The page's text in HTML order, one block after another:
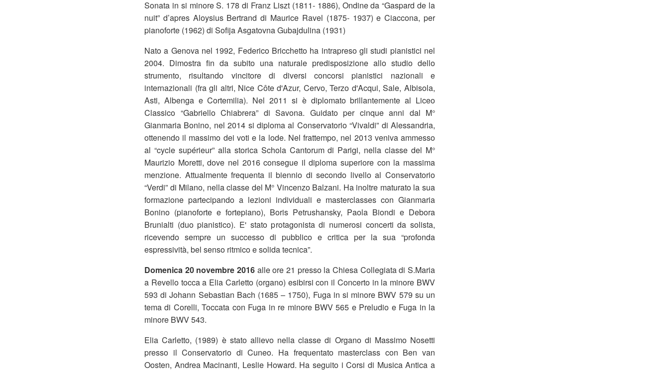
Sonata in si minore S. 178 di Franz Liszt (1811- 1886), Ondine da “Gaspard de la
nuit” d’apres Aloysius Bertrand di Maurice Ravel (1875- 1937) e Ciaccona, per
pianoforte (1962) di Sofija Asgatovna Gubajdulina (1931)
Nato a Genova nel 1992, Federico Bricchetto ha intrapreso gli studi pianistici nel
2004. Dimostra fin da subito una naturale predisposizione allo studio dello
strumento, risultando vincitore di diversi concorsi pianistici nazionali e
internazionali (fra gli altri, Nice Côte d'Azur, Cervo, Terzo d'Acqui, Sale, Albisola,
Asti, Albenga e Cortemilia). Nel 2011 si è diplomato brillantemente al Liceo
Classico “Gabriello Chiabrera” di Savona. Guidato per cinque anni dal M°
Gianmaria Bonino, nel 2014 si diploma al Conservatorio “Vivaldi” di Alessandria,
ottenendo il massimo dei voti e la lode. Nel frattempo, nel 2013 veniva ammesso
al “cycle supérieur” alla storica Schola Cantorum di Parigi, nella classe del M°
Maurizio Moretti, dove nel 2016 consegue il diploma superiore con la massima
menzione. Attualmente frequenta il biennio di secondo livello al Conservatorio
“Verdi” di Milano, nella classe del M° Vincenzo Balzani. Ha inoltre maturato la sua
formazione partecipando a lezioni individuali e masterclasses con Gianmaria
Bonino (pianoforte e fortepiano), Boris Petrushansky, Paola Biondi e Debora
Brunialti (duo pianistico). E' stato protagonista di numerosi concerti da solista,
ricevendo sempre un successo di pubblico e critica per la sua “profonda
espressività, bel senso ritmico e solida tecnica”.
Domenica 20 novembre 2016 alle ore 21 presso la Chiesa Collegiata di S.Maria
a Revello tocca a Elia Carletto (organo) esibirsi con il Concerto in la minore BWV
593 di Johann Sebastian Bach (1685 – 1750), Fuga in si minore BWV 579 su un
tema di Corelli, Toccata con Fuga in re minore BWV 565 e Preludio e Fuga in la
minore BWV 543.
Elia Carletto, (1989) è stato allievo nella classe di Organo di Massimo Nosetti
presso il Conservatorio di Cuneo. Ha frequentato masterclass con Ben van
Oosten, Andrea Macinanti, Leslie Howard. Ha seguito i Corsi di Musica Antica a